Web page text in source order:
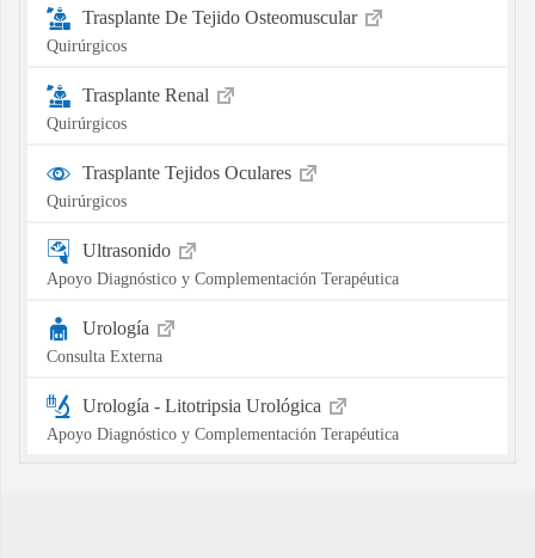
Trasplante De Tejido Osteomuscular
Quirúrgicos
Trasplante Renal
Quirúrgicos
Trasplante Tejidos Oculares
Quirúrgicos
Ultrasonido
Apoyo Diagnóstico y Complementación Terapéutica
Urología
Consulta Externa
Urología - Litotripsia Urológica
Apoyo Diagnóstico y Complementación Terapéutica